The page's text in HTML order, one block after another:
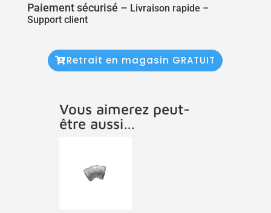
Paiement sécurisé – Livraison rapide –
Support client
Retrait en magasin GRATUIT
Vous aimerez peut-
être aussi…